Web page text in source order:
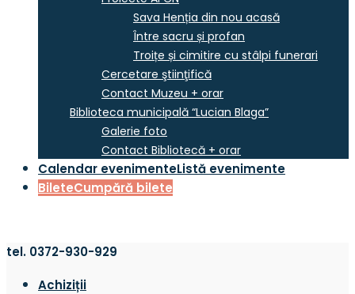
Sava Henția din nou acasă
Între sacru și profan
Troițe și cimitire cu stâlpi funerari
Cercetare ştiinţifică
Contact Muzeu + orar
Biblioteca municipală “Lucian Blaga”
Galerie foto
Contact Bibliotecă + orar
Calendar evenimenteListă evenimente
BileteCumpără bilete
tel. 0372-930-929
Achiziții